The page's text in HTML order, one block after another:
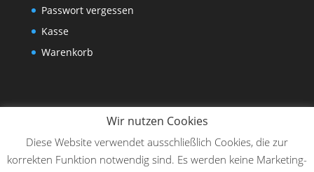
Passwort vergessen
Kasse
Warenkorb
Wir nutzen Cookies
Diese Website verwendet ausschließlich Cookies, die zur
korrekten Funktion notwendig sind. Es werden keine Marketing-